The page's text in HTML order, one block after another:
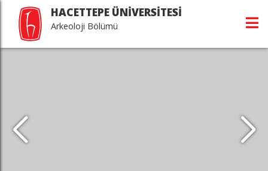
HACETTEPE ÜNİVERSİTESİ
Arkeoloji Bölümü